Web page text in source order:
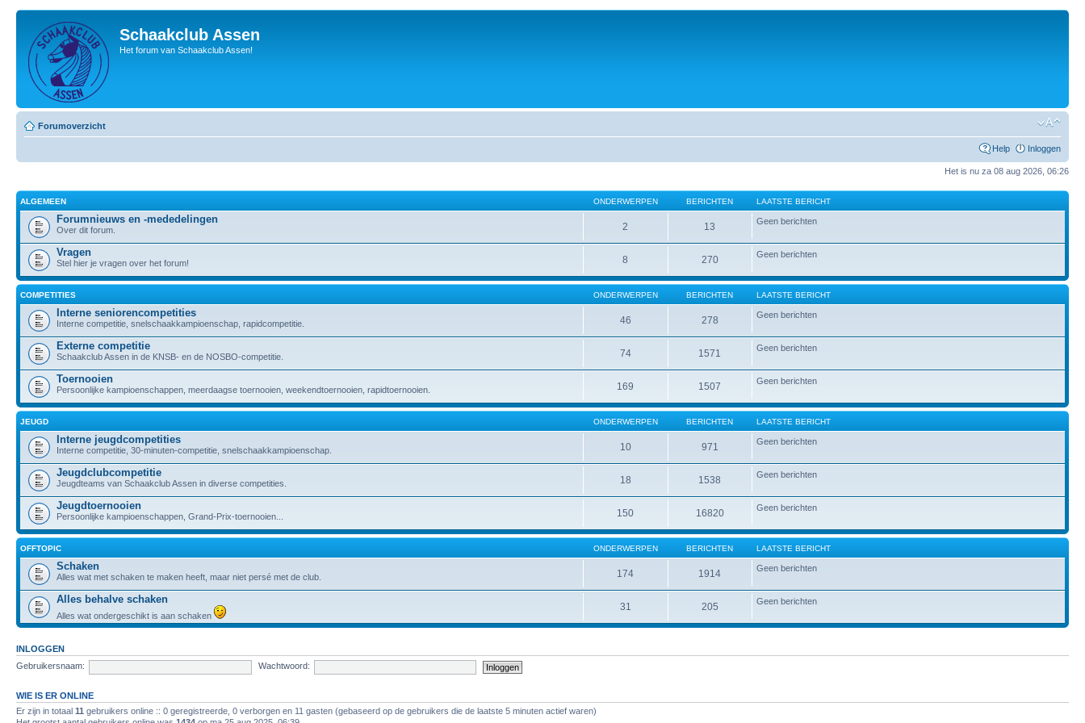
Schaakclub Assen
Het forum van Schaakclub Assen!
Forumoverzicht
Help Inloggen
Het is nu za 08 aug 2026, 06:26
ALGEMEEN ONDERWERPEN BERICHTEN LAATSTE BERICHT
Forumnieuws en -mededelingen
Over dit forum. 2 13 Geen berichten
Vragen
Stel hier je vragen over het forum! 8 270 Geen berichten
COMPETITIES ONDERWERPEN BERICHTEN LAATSTE BERICHT
Interne seniorencompetities
Interne competitie, snelschaakkampioenschap, rapidcompetitie. 46 278 Geen berichten
Externe competitie
Schaakclub Assen in de KNSB- en de NOSBO-competitie. 74 1571 Geen berichten
Toernooien
Persoonlijke kampioenschappen, meerdaagse toernooien, weekendtoernooien, rapidtoernooien. 169 1507 Geen berichten
JEUGD ONDERWERPEN BERICHTEN LAATSTE BERICHT
Interne jeugdcompetities
Interne competitie, 30-minuten-competitie, snelschaakkampioenschap. 10 971 Geen berichten
Jeugdclubcompetitie
Jeugdteams van Schaakclub Assen in diverse competities. 18 1538 Geen berichten
Jeugdtoernooien
Persoonlijke kampioenschappen, Grand-Prix-toernooien... 150 16820 Geen berichten
OFFTOPIC ONDERWERPEN BERICHTEN LAATSTE BERICHT
Schaken
Alles wat met schaken te maken heeft, maar niet persé met de club. 174 1914 Geen berichten
Alles behalve schaken
Alles wat ondergeschikt is aan schaken
31 205 Geen berichten
INLOGGEN
Gebruikersnaam:
Wachtwoord:
WIE IS ER ONLINE
Er zijn in totaal 11 gebruikers online :: 0 geregistreerde, 0 verborgen en 11 gasten (gebaseerd op de gebruikers die de laatste 5 minuten actief waren)